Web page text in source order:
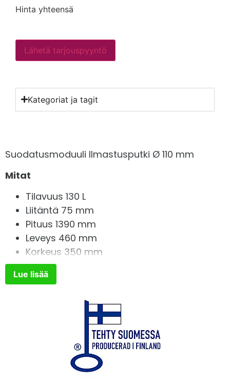
Hinta yhteensä
Lähetä tarjouspyyntö
Kategoriat ja tagit
Suodatusmoduuli Ilmastusputki Ø 110 mm
Mitat
Tilavuus 130 L
Liitäntä 75 mm
Pituus 1390 mm
Leveys 460 mm
Korkeus 350 mm
Lue lisää